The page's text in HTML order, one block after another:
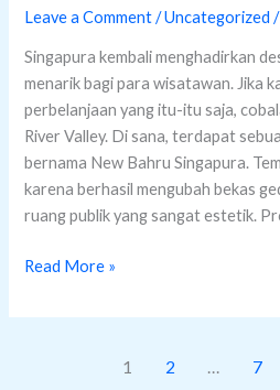
Leave a Comment /Uncategorized
Singapura kembali menghadirkan
menarik bagi para wisatawan. Jika
perbelanjaan yang itu-itu saja,
River Valley. Di sana, terdapat
bernama New Bahru Singapura.
karena berhasil mengubah bekas
ruang publik yang sangat estetik.
Read More »
1 2 … 7